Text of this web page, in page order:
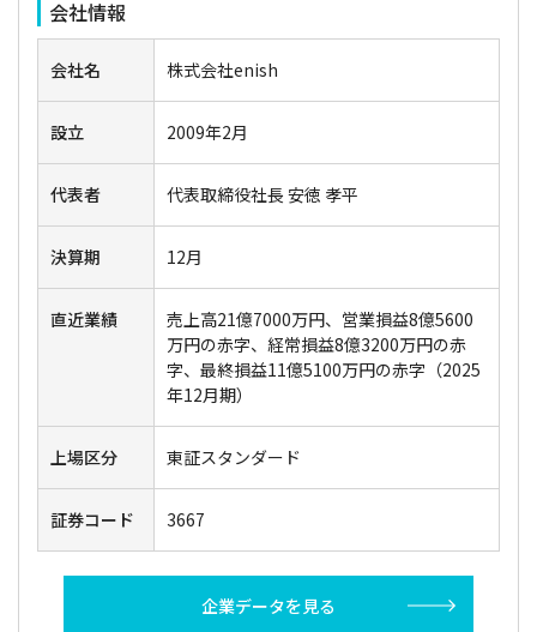
会社情報
会社名 株式会社enish
設立 2009年2月
代表者 代表取締役社長 安徳 孝平
決算期 12月
直近業績
売上高21億7000万円、営業損益8億5600
万円の赤字、経常損益8億3200万円の赤
字、最終損益11億5100万円の赤字（2025
年12月期）
上場区分 東証スタンダード
証券コード 3667
企業データを見る